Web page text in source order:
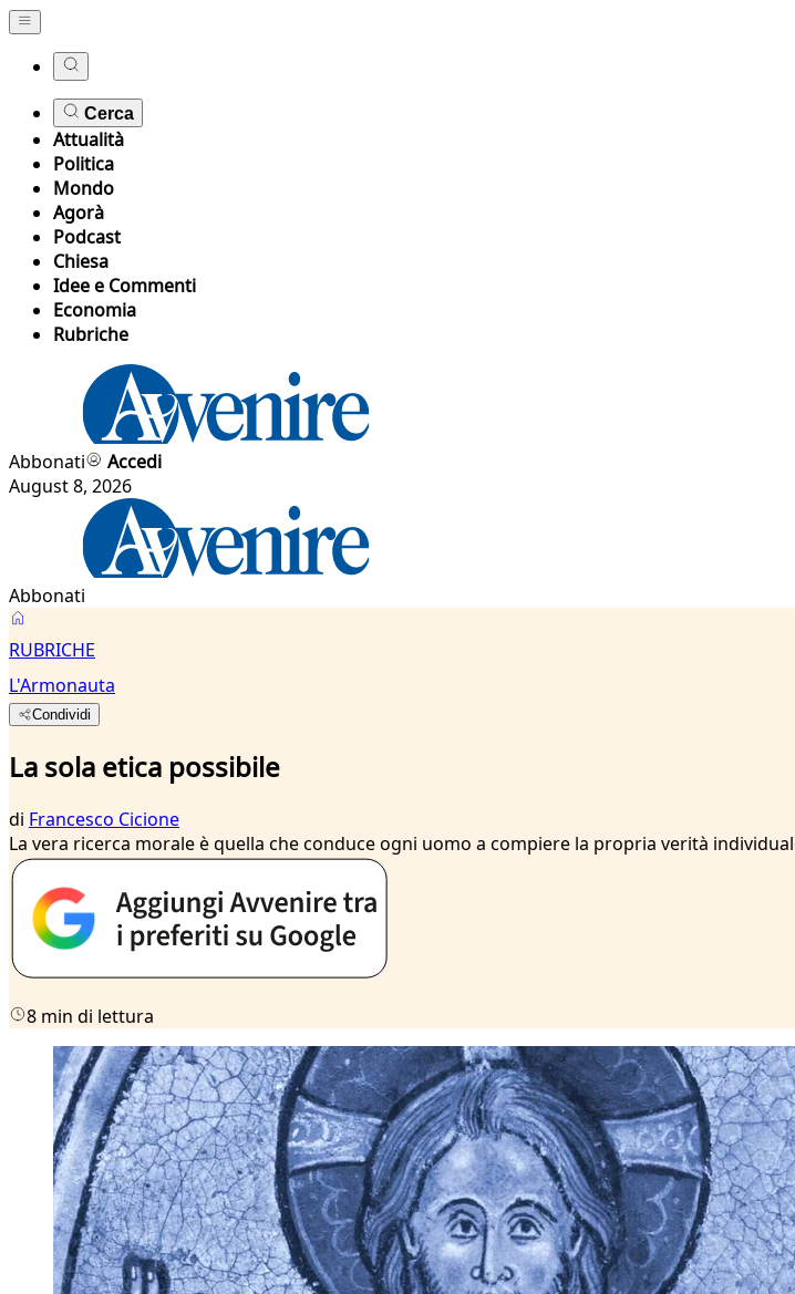
Cerca
Attualità
Politica
Mondo
Agorà
Podcast
Chiesa
Idee e Commenti
Economia
Rubriche
Abbonati
Accedi
August 8, 2026
Abbonati
RUBRICHE
L'Armonauta
Condividi
La sola etica possibile
di Francesco Cicione
La vera ricerca morale è quella che conduce ogni uomo a compiere la propria verità
8 min di lettura